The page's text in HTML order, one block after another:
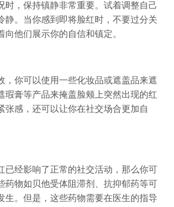
时，保持镇静非常重要。试着调整自己
静。当你感到即将脸红时，不要过分关
他们展示你的自信和镇定。
，你可以使用一些化妆品或遮盖品来遮
瑕膏等产品来掩盖脸颊上突然出现的红
张感，还可以让你在社交场合更加自
已经影响了正常的社交活动，那么你可
药物如贝他受体阻滞剂、抗抑郁药等可
生。但是，这些药物需要在医生的指导